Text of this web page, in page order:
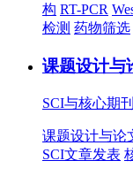
构 RT-PCR
检测 药物筛选
课题设计与
SCI与核心期
课题设计与论
SCI文章发表